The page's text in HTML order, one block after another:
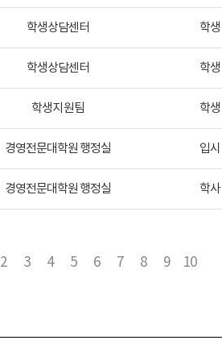
학생상담센터 학생
학생상담센터 학생
학생지원팀 학생
경영전문대학원 행정실 입시
경영전문대학원 행정실 학사
2 3 4 5 6 7 8 9 10